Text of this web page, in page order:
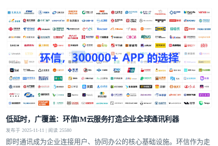
低延时，广覆盖：环信IM云服务打造企业全球通讯利器
发布于 2025-11-11 | 阅读 25580
即时通讯成为企业连接用户、协同办公的核心基础设施。环信作为走